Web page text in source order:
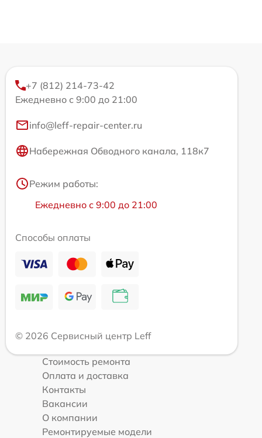
+7 (812) 214-73-42
Ежедневно с 9:00 до 21:00
info@leff-repair-center.ru
Набережная Обводного канала, 118к7
Режим работы:
Ежедневно с 9:00 до 21:00
Способы оплаты
© 2026 Сервисный центр Leff
Стоимость ремонта
Оплата и доставка
Контакты
Вакансии
О компании
Ремонтируемые модели